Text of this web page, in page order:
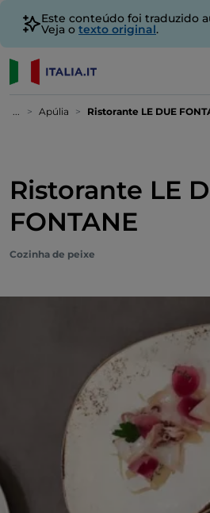
Este conteúdo foi traduzido
Veja o texto original.
... Apúlia Ristorante LE DUE
Ristorante LE
FONTANE
Cozinha de peixe